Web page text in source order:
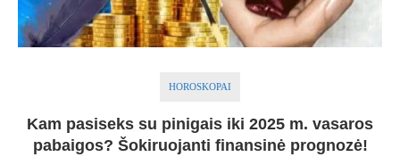
HOROSKOPAI
Kam pasiseks su pinigais iki 2025 m. vasaros
pabaigos? Šokiruojanti finansinė prognozė!